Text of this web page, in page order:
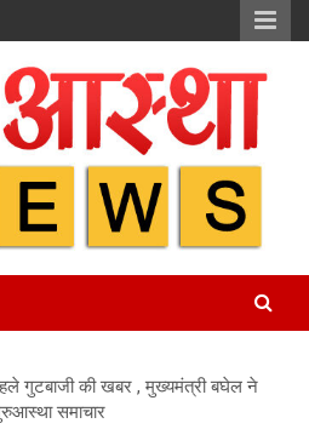
गुटबाजी की खबर , मुख्यमंत्री बघेल ने
समाचार